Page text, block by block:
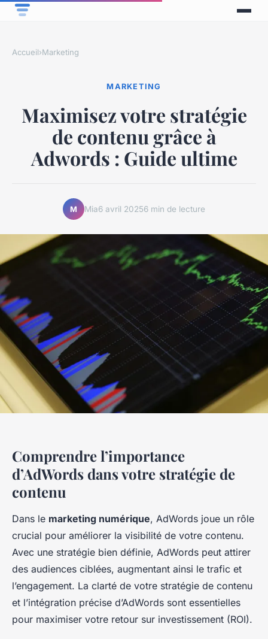
Accueil›Marketing
MARKETING
Maximisez votre stratégie
de contenu grâce à
Adwords : Guide ultime
M Mia6 avril 20256 min de lecture
Comprendre l’importance
d’AdWords dans votre stratégie de
contenu
Dans le marketing numérique, AdWords joue un rôle
crucial pour améliorer la visibilité de votre contenu.
Avec une stratégie bien définie, AdWords peut attirer
des audiences ciblées, augmentant ainsi le trafic et
l’engagement. La clarté de votre stratégie de contenu
et l’intégration précise d’AdWords sont essentielles
pour maximiser votre retour sur investissement (ROI).